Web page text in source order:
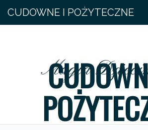
CUDOWNE I POŻYTECZNE
Magia